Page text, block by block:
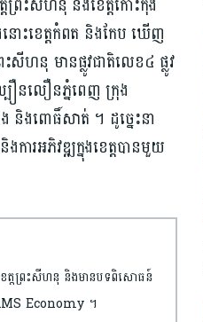
ង​នោះ​​ខេត្តកំពត​ និងកែប ឃើញ​
ហនុ មានផ្លូវជាតិលេខ​៤ ផ្លូវ
ឿនលឿនភ្នំពេញ ក្រុង
និងពោធិ៍សាត់ ។ ដូច្នេះ​នា
រ​អភិវឌ្ឍ​ក្នុង​ខេត្ត​បានមួយ
ខេត្តព្រះ​សីហនុ និងមានបទពិសោធន៍​
AMS Economy ។​